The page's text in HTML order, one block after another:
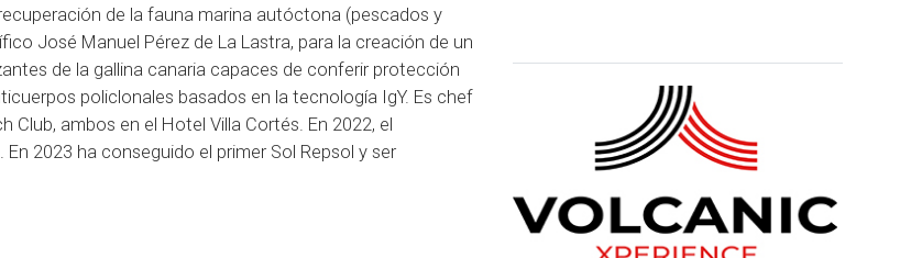
de la fauna marina autóctona (pescados y
José Manuel Pérez de La Lastra, para la creación de un
de la gallina canaria capaces de conferir protección
policlonales basados en la tecnología IgY. Es chef
Club, ambos en el Hotel Villa Cortés. En 2022, el
2023 ha conseguido el primer Sol Repsol y ser